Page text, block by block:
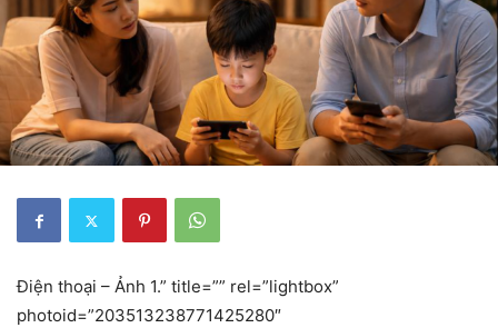
Điện thoại – Ảnh 1.” title=”” rel=”lightbox”
photoid=”203513238771425280″